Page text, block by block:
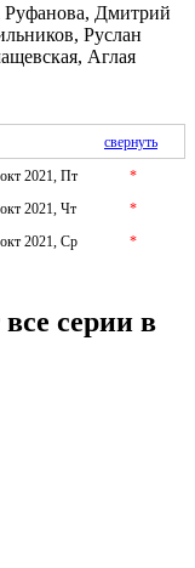
Дмитрий
Руслан
Аглая
свернуть
2021, Пт
*
2021, Чт
*
2021, Ср *
серии в